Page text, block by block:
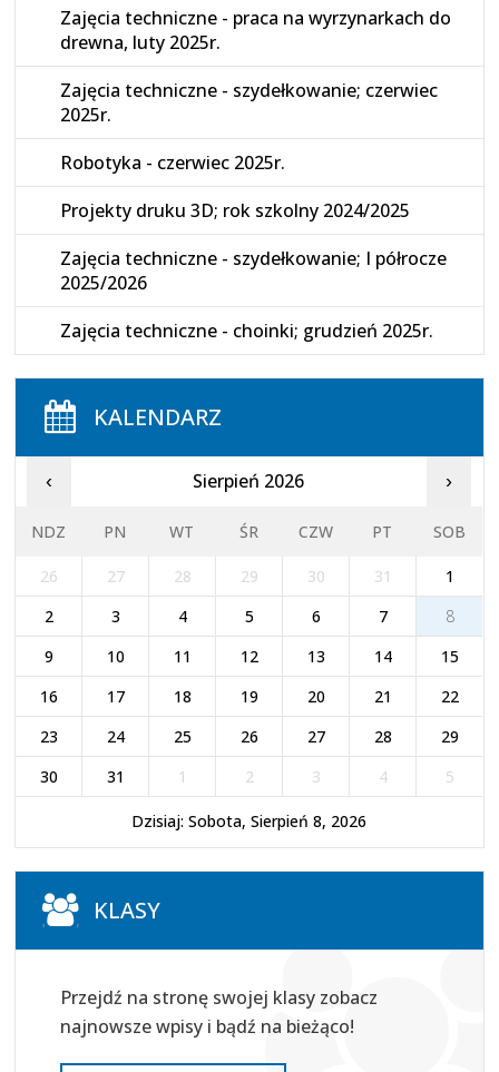
Zajęcia techniczne - praca na wyrzynarkach do
drewna, luty 2025r.
Zajęcia techniczne - szydełkowanie; czerwiec
2025r.
Robotyka - czerwiec 2025r.
Projekty druku 3D; rok szkolny 2024/2025
Zajęcia techniczne - szydełkowanie; I półrocze
2025/2026
Zajęcia techniczne - choinki; grudzień 2025r.
KALENDARZ
‹ Sierpień 2026 ›
NDZ PN WT ŚR CZW PT SOB
26 27 28 29 30 31
1
2
3 4 5 6 7
8
9
10 11 12 13 14
15
16
17 18 19 20 21
22
23
24 25 26 27 28
29
30
31 1 2 3 4 5
Dzisiaj: Sobota, Sierpień 8, 2026
KLASY
Przejdź na stronę swojej klasy zobacz
najnowsze wpisy i bądź na bieżąco!